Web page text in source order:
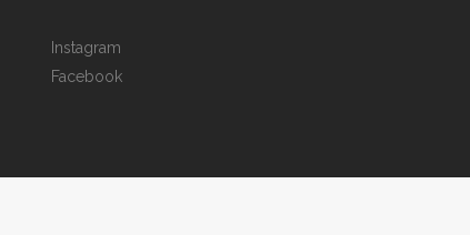
Instagram
Facebook